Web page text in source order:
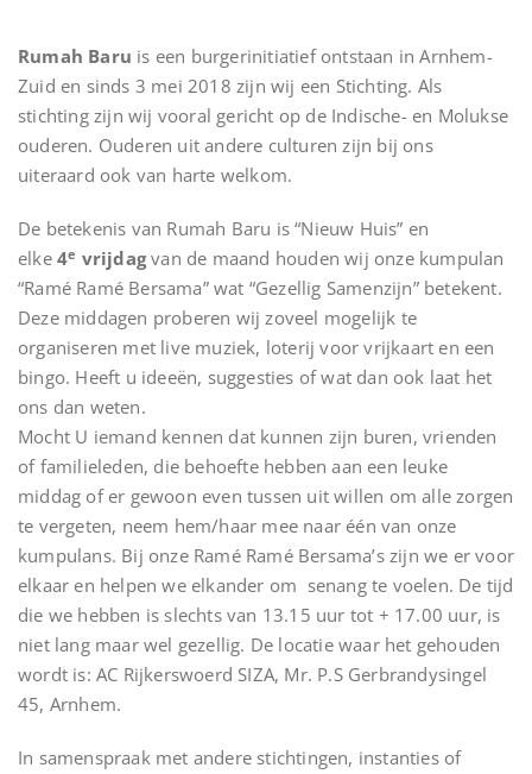
Rumah Baru is een burgerinitiatief ontstaan in Arnhem-
Zuid en sinds 3 mei 2018 zijn wij een Stichting. Als
stichting zijn wij vooral gericht op de Indische- en Molukse
ouderen. Ouderen uit andere culturen zijn bij ons
uiteraard ook van harte welkom.
De betekenis van Rumah Baru is “Nieuw Huis” en
elke 4e vrijdagvan de maand houden wij onze kumpulan
“Ramé Ramé Bersama” wat “Gezellig Samenzijn” betekent.
Deze middagen proberen wij zoveel mogelijk te
organiseren met live muziek, loterij voor vrijkaart en een
bingo. Heeft u ideeën, suggesties of wat dan ook laat het
ons dan weten.
Mocht U iemand kennen dat kunnen zijn buren, vrienden
of familieleden, die behoefte hebben aan een leuke
middag of er gewoon even tussen uit willen om alle zorgen
te vergeten, neem hem/haar mee naar één van onze
kumpulans. Bij onze Ramé Ramé Bersama’s zijn we er voor
elkaar en helpen we elkander om senang te voelen. De tijd
die we hebben is slechts van 13.15 uur tot + 17.00 uur, is
niet lang maar wel gezellig. De locatie waar het gehouden
wordt is: AC Rijkerswoerd SIZA, Mr. P.S Gerbrandysingel
45, Arnhem.
In samenspraak met andere stichtingen, instanties of